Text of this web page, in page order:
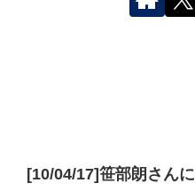
[10/04/17]笹部朗さん